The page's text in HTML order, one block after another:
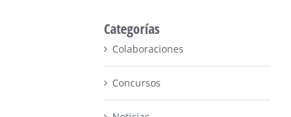
Categorías
Colaboraciones
Concursos